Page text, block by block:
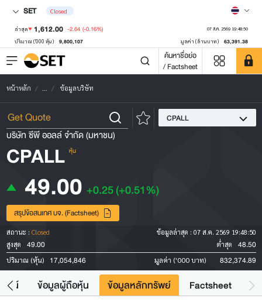
SET Closed
ล่าสุด 1,612.00 -2.64 (-0.16%) 07 ส.ค. 2569 19:48:50
ปริมาณ ('000 หุ้น) 9,800,107 มูลค่า (ล้านบาท) 63,391.38
ค้นหาชื่อย่อ
/ Factsheet
หน้าหลัก ... ข้อมูลบริษัท
CPALL
บริษัท ซีพี ออลล์ จำกัด (มหาชน)
CPALL หุ้น
49.00 +0.25(+0.51%)
สรุปข้อสนเทศ บจ. (Factsheet)
สถานะ : Closed ข้อมูลล่าสุด : 07 ส.ค. 2569 19:48:50
สูงสุด
49.00 ต่ำสุด 48.50
ปริมาณ (หุ้น) 17,054,846 มูลค่า ('000 บาท) 832,374.89
ยชน์ ข้อมูลผู้ถือหุ้น ข้อมูลหลักทรัพย์ Factsheet